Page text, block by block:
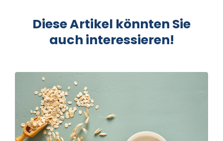
Diese Artikel könnten Sie
auch interessieren!